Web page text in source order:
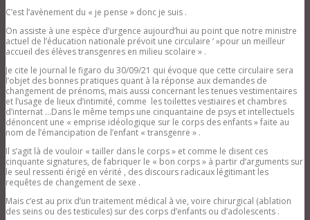
C’est l’avènement du « je pense » donc je suis .
On assiste à une espèce d’urgence aujourd’hui au point que notre ministre
actuel de l’éducation nationale prévoit une circulaire ‘ »pour un meilleur
accueil des élèves transgenres en milieu scolaire » .
Je cite le journal le figaro du 30/09/21 qui évoque que cette circulaire sera
l’objet des bonnes pratiques quant à la réponse aux demandes de
changement de prénoms, mais aussi concernant les tenues vestimentaires
et l’usage de lieux d’intimité, comme les toilettes vestiaires et chambres
d’internat …Dans le même temps une cinquantaine de psys et intellectuels
dénoncent une « emprise idéologique sur le corps des enfants » faite au
nom de l’émancipation de l’enfant « transgenre » .
Il s’agit là de vouloir « tailler dans le corps » et comme le disent ces
cinquante signatures, de fabriquer le « bon corps » à partir d’arguments sur
le seul ressenti érigé en vérité , des discours radicaux légitimant les
requêtes de changement de sexe .
Mais c’est au prix d’un traitement médical à vie, voire chirurgical (ablation
des seins ou des testicules) sur des corps d’enfants ou d’adolescents .